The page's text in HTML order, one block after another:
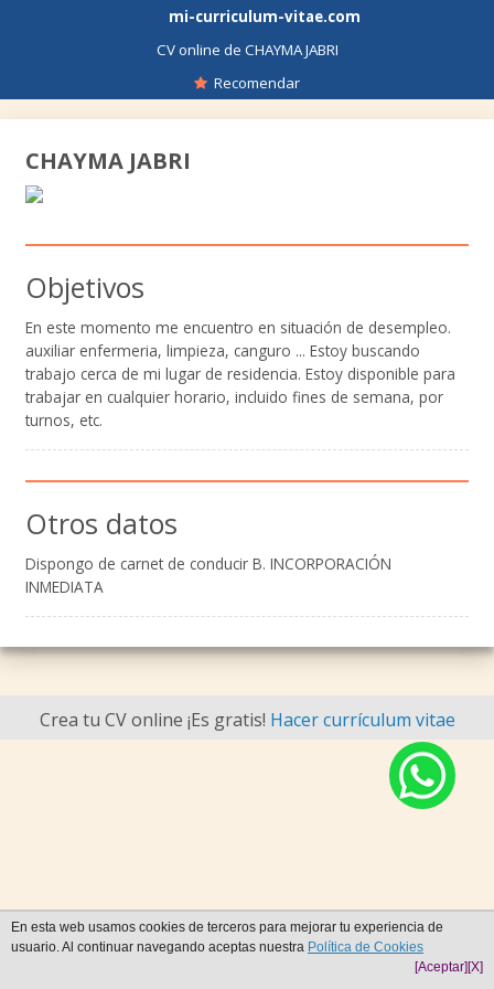
mi-curriculum-vitae.com
CV online de CHAYMA JABRI
Recomendar
CHAYMA JABRI
Objetivos
En este momento me encuentro en situación de desempleo.
auxiliar enfermeria, limpieza, canguro ... Estoy buscando
trabajo cerca de mi lugar de residencia. Estoy disponible para
trabajar en cualquier horario, incluido fines de semana, por
turnos, etc.
Otros datos
Dispongo de carnet de conducir B. INCORPORACIÓN
INMEDIATA
Crea tu CV online ¡Es gratis! Hacer currículum vitae
En esta web usamos cookies de terceros para mejorar tu experiencia de
usuario. Al continuar navegando aceptas nuestra Política de Cookies
[X]
[Aceptar]